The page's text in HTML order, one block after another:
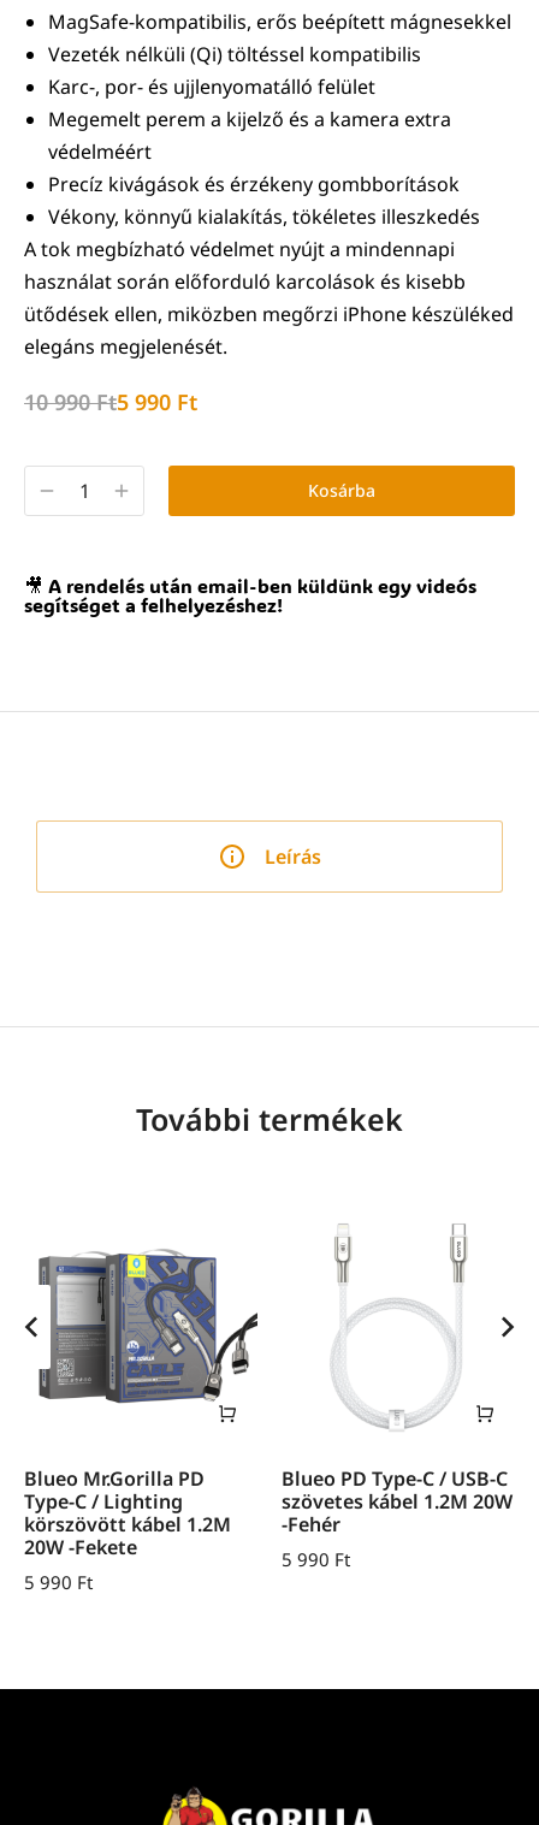
MagSafe-kompatibilis, erős beépített mágnesekkel
Vezeték nélküli (Qi) töltéssel kompatibilis
Karc-, por- és ujjlenyomatálló felület
Megemelt perem a kijelző és a kamera extra
védelméért
Precíz kivágások és érzékeny gombborítások
Vékony, könnyű kialakítás, tökéletes illeszkedés
A tok megbízható védelmet nyújt a mindennapi
használat során előforduló karcolások és kisebb
ütődések ellen, miközben megőrzi iPhone készüléked
elegáns megjelenését.
10 990Ft5 990 Ft
Kosárba
🎥 A rendelés után email-ben küldünk egy videós
segítséget a felhelyezéshez!
Leírás
További termékek
Blueo Mr.Gorilla PD
Type-C / Lighting
körszövött kábel 1.2M
20W -Fekete
5 990 Ft
Blueo PD Type-C / USB-C
szövetes kábel 1.2M 20W
-Fehér
5 990 Ft